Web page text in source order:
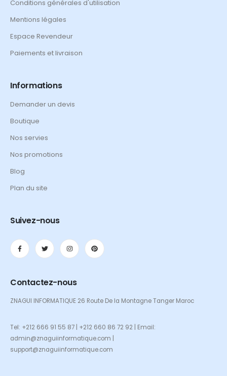
Conditions générales d'utilisation
Mentions légales
Espace Revendeur
Paiements et livraison
Informations
Demander un devis
Boutique
Nos servies
Nos promotions
Blog
Plan du site
Suivez-nous
Contactez-nous
ZNAGUI INFORMATIQUE 26 Route De la Montagne Tanger Maroc
Tel: +212 666 91 55 87 | +212 660 86 72 92 | Email:
admin@znaguiinformatique.com |
support@znaguiinformatique.com